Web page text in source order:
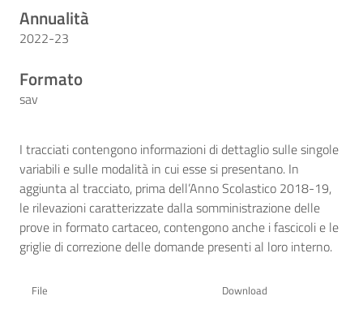
Annualità
2022-23
Formato
sav
I tracciati contengono informazioni di dettaglio sulle singole
variabili e sulle modalità in cui esse si presentano. In
aggiunta al tracciato, prima dell’Anno Scolastico 2018-19,
le rilevazioni caratterizzate dalla somministrazione delle
prove in formato cartaceo, contengono anche i fascicoli e le
griglie di correzione delle domande presenti al loro interno.
File Download